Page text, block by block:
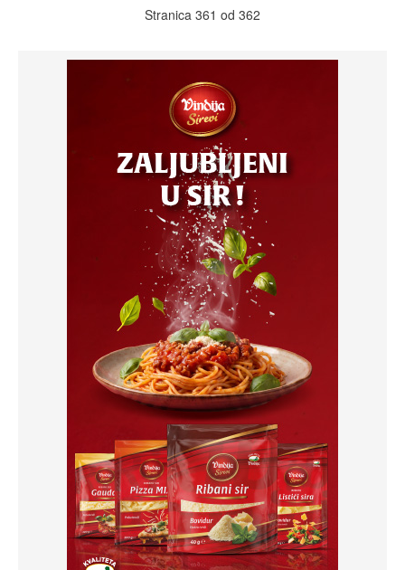
Stranica 361 od 362